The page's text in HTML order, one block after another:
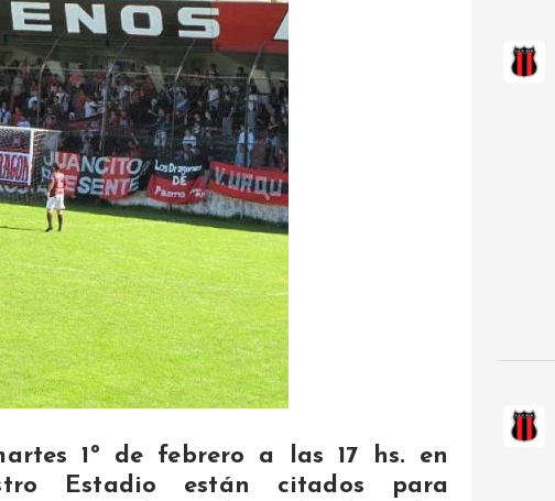
1º de febrero a las 17 hs. en
Estadio están citados para